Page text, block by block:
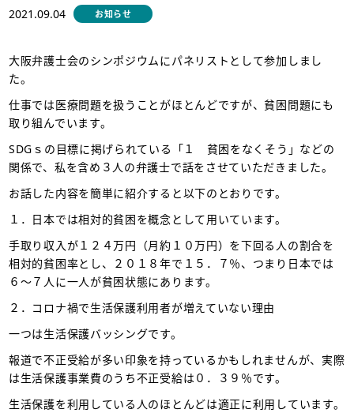
2021.09.04 お知らせ
大阪弁護士会のシンポジウムにパネリストとして参加しまし
た。
仕事では医療問題を扱うことがほとんどですが、貧困問題にも
取り組んでいます。
SDGｓの目標に掲げられている「１ 貧困をなくそう」などの
関係で、私を含め３人の弁護士で話をさせていただきました。
お話した内容を簡単に紹介すると以下のとおりです。
１．日本では相対的貧困を概念として用いています。
手取り収入が１２４万円（月約１０万円）を下回る人の割合を
相対的貧困率とし、２０１８年で１５．７％、つまり日本では
６～７人に一人が貧困状態にあります。
２．コロナ禍で生活保護利用者が増えていない理由
一つは生活保護バッシングです。
報道で不正受給が多い印象を持っているかもしれませんが、実際
は生活保護事業費のうち不正受給は０．３９％です。
生活保護を利用している人のほとんどは適正に利用しています。